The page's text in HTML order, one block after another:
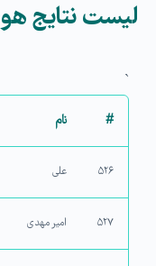
لیست نتایج
`
#
نام
۵۲۶ علی
۵۲۷ امیر مهدی